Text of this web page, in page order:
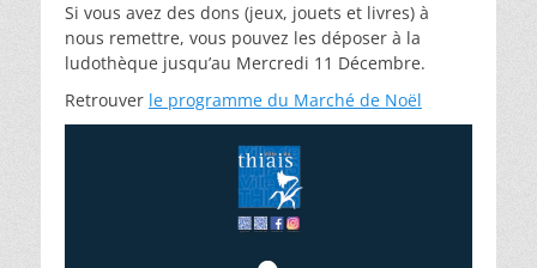
Si vous avez des dons (jeux, jouets et livres) à
nous remettre, vous pouvez les déposer à la
ludothèque jusqu’au Mercredi 11 Décembre.
Retrouver le programme du Marché de Noël